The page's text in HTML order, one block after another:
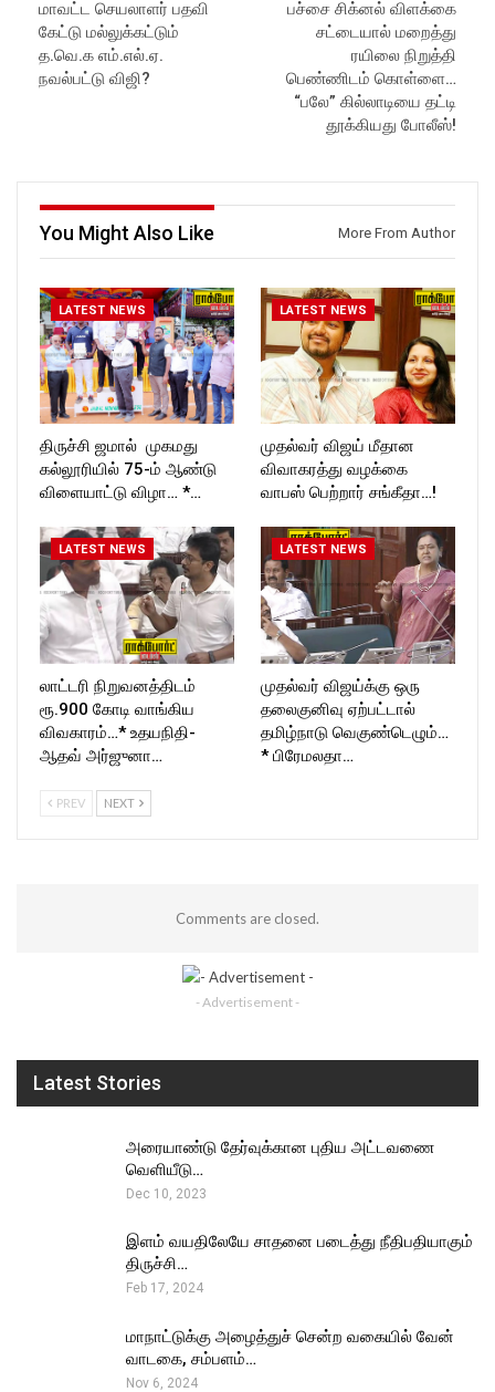
ockforttimes
Like us on:
https://www.facebook.com/R
ockforttimes
Follow us on:
Subscribe:
https://www.youtube.com/@r
Like us on:
https://www.facebook.com/R
ockforttimes
Follow us on:
https://twitter.com/ROCKFOR
மாவட்ட செயலாளர் பதவி
கேட்டு மல்லுக்கட்டும்
த.வெ.க எம்.எல்.ஏ.
நவல்பட்டு விஜி?
பச்சை சிக்னல் விளக்கை
சட்டையால் மறைத்து
ரயிலை நிறுத்தி
பெண்ணிடம் கொள்ளை…
“பலே” கில்லாடியை தட்டி
தூக்கியது போலீஸ்!
You Might Also Like More From Author
LATEST NEWS
திருச்சி ஜமால் முகமது
கல்லூரியில் 75-ம் ஆண்டு
விளையாட்டு விழா… *…
LATEST NEWS
முதல்வர் விஜய் மீதான
விவாகரத்து வழக்கை
வாபஸ் பெற்றார் சங்கீதா…!
LATEST NEWS
லாட்டரி நிறுவனத்திடம்
ரூ.900 கோடி வாங்கிய
விவகாரம்…* உதயநிதி-
ஆதவ் அர்ஜுனா…
LATEST NEWS
முதல்வர் விஜய்க்கு ஒரு
தலைகுனிவு ஏற்பட்டால்
தமிழ்நாடு வெகுண்டெழும்…
* பிரேமலதா…
PREV NEXT
Comments are closed.
- Advertisement -
Latest Stories
அரையாண்டு தேர்வுக்கான புதிய அட்டவணை
வெளியீடு…
Dec 10, 2023
இளம் வயதிலேயே சாதனை படைத்து நீதிபதியாகும்
திருச்சி…
Feb 17, 2024
மாநாட்டுக்கு அழைத்துச் சென்ற வகையில் வேன்
வாடகை, சம்பளம்…
Nov 6, 2024